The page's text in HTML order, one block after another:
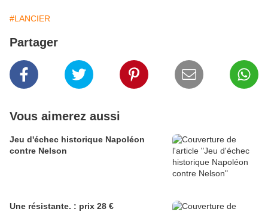
#LANCIER
Partager
Vous aimerez aussi
Jeu d'échec historique Napoléon
contre Nelson
Une résistante. : prix 28 €